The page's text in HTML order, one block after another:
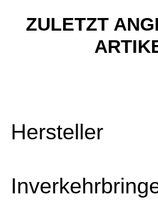
ZULETZT
Hersteller